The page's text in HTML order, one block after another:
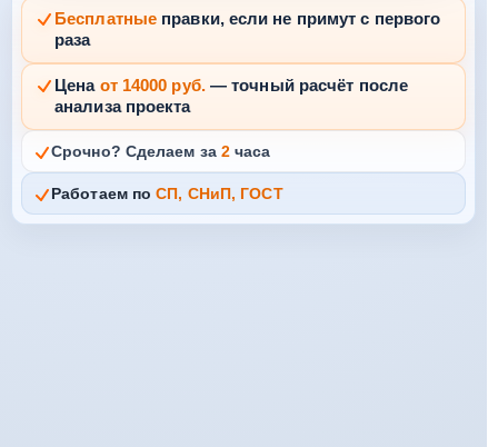
Бесплатные правки, если не примут с первого
раза
Цена от 14000 руб.— точный расчёт после
анализа проекта
Срочно? Сделаем за 2 часа
Работаем поСП, СНиП, ГОСТ